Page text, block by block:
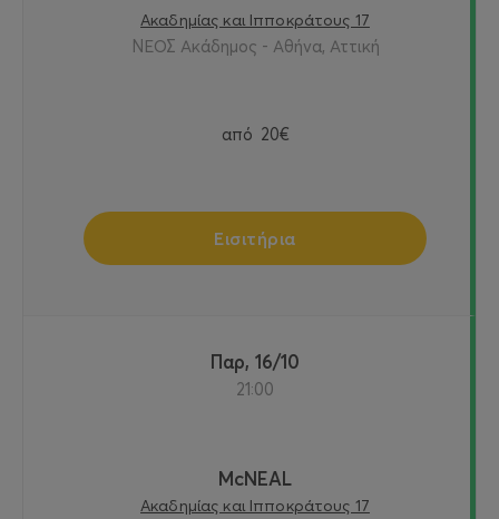
Ακαδημίας και Ιπποκράτους 17
ΝΕΟΣ Ακάδημος - Αθήνα, Αττική
από 20€
Εισιτήρια
Παρ, 16/10
21:00
McNEAL
Ακαδημίας και Ιπποκράτους 17